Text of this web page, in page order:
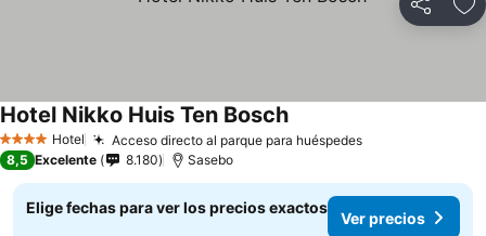
Compartir
4 EstrellasHotel Acceso directo al parque para huéspedesVer precios
Hotel Nikko Huis Ten BoschVer precios
8,5 Excelente 8.180 Sasebo
Elige fechas para ver los precios exactos
Ver precios